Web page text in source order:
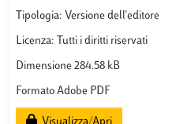
Tipologia: Versione dell'editore
Licenza: Tutti i diritti riservati
Dimensione 284.58 kB
Formato Adobe PDF